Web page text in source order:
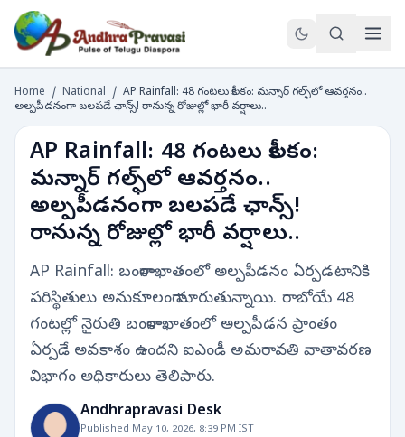
Home / National / AP Rainfall: 48 గంటలు కీలకం: మన్నార్ గల్ఫ్‌లో ఆవర్తనం..
అల్పపీడనంగా బలపడే ఛాన్స్! రానున్న రోజుల్లో భారీ వర్షాలు..
AP Rainfall: 48 గంటలు కీలకం:
మన్నార్ గల్ఫ్‌లో ఆవర్తనం..
అల్పపీడనంగా బలపడే ఛాన్స్!
రానున్న రోజుల్లో భారీ వర్షాలు..
AP Rainfall: బంగాళాఖాతంలో అల్పపీడనం ఏర్పడటానికి
పరిస్థితులు అనుకూలంగా మారుతున్నాయి. రాబోయే 48
గంటల్లో నైరుతి బంగాళాఖాతంలో అల్పపీడన ప్రాంతం
ఏర్పడే అవకాశం ఉందని ఐఎండీ అమరావతి వాతావరణ
విభాగం అధికారులు తెలిపారు.
Andhrapravasi Desk
Published May 10, 2026, 8:39 PM IST